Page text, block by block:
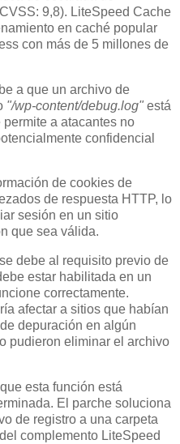
9,8). LiteSpeed ​​Cache
en caché popular
con más de 5 millones de
a que un archivo de
"/wp-content/debug.log" está
a atacantes no
confidencial
de cookies de
de respuesta HTTP, lo
sesión en un sitio
que sea válida.
debe al requisito previo de
estar habilitada en un
correctamente.
afectar a sitios que habían
depuración en algún
pudieron eliminar el archivo
esta función está
El parche soluciona
de registro a una carpeta
complemento LiteSpeed